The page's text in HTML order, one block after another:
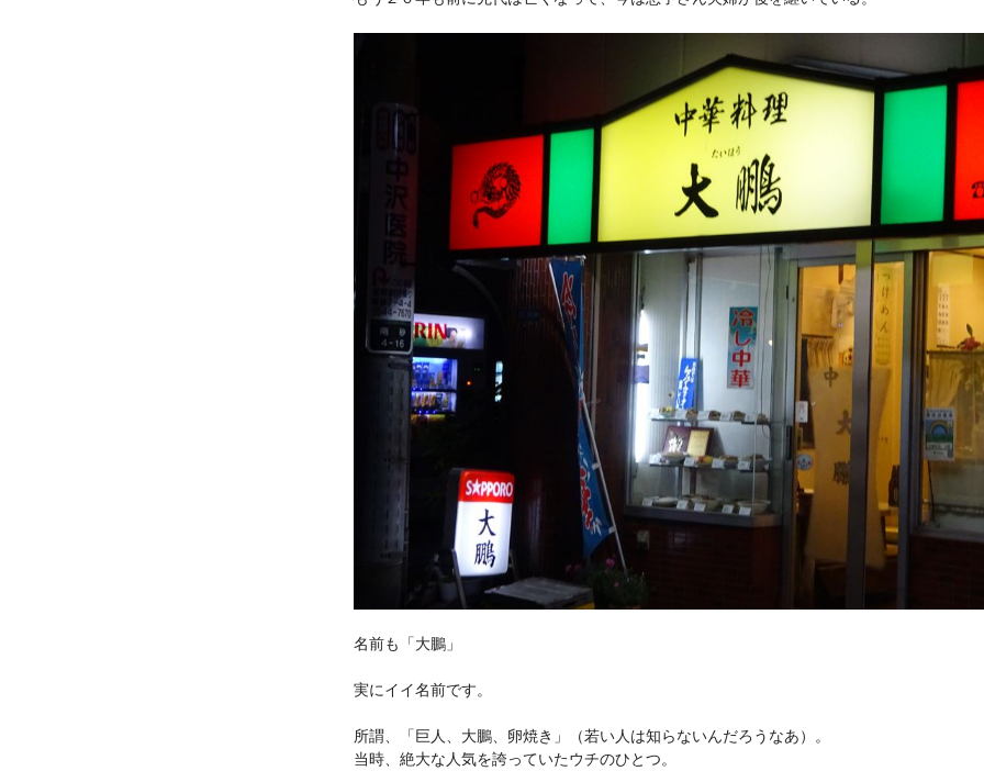
名前も「大鵬」
実にイイ名前です。
所謂、「巨人、大鵬、卵焼き」（若い人は知らないんだろうなあ）。
当時、絶大な人気を誇っていたウチのひとつ。